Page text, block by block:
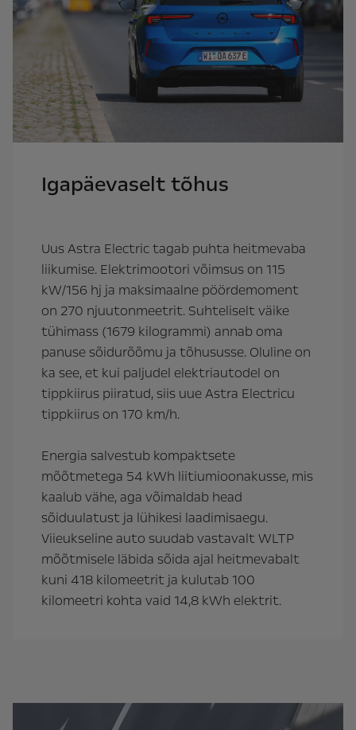
Igapäevaselt tõhus
Uus Astra Electric tagab puhta heitmevaba
liikumise. Elektrimootori võimsus on 115
kW/156 hj ja maksimaalne pöördemoment
on 270 njuutonmeetrit. Suhteliselt väike
tühimass (1679 kilogrammi) annab oma
panuse sõidurõõmu ja tõhususse. Oluline on
ka see, et kui paljudel elektriautodel on
tippkiirus piiratud, siis uue Astra Electricu
tippkiirus on 170 km/h.
Energia salvestub kompaktsete
mõõtmetega 54 kWh liitiumioonakusse, mis
kaalub vähe, aga võimaldab head
sõiduulatust ja lühikesi laadimisaegu.
Viieukseline auto suudab vastavalt WLTP
mõõtmisele läbida sõida ajal heitmevabalt
kuni 418 kilomeetrit ja kulutab 100
kilomeetri kohta vaid 14,8 kWh elektrit.